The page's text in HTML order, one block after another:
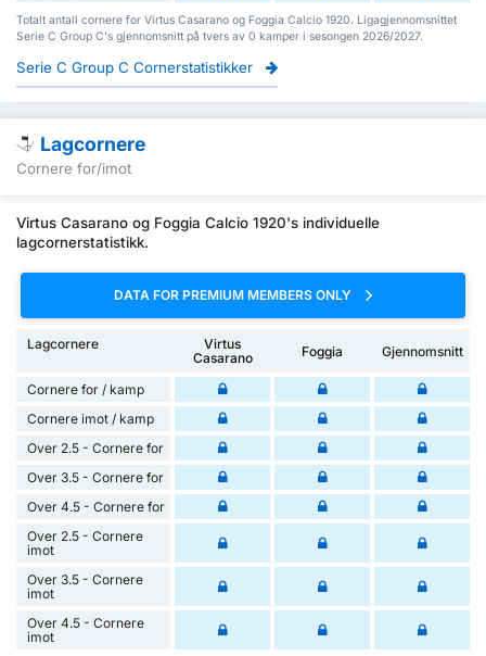
Totalt antall cornere for Virtus Casarano og Foggia Calcio 1920. Ligagjennomsnittet
Serie C Group C's gjennomsnitt på tvers av 0 kamper i sesongen 2026/2027.
Serie C Group C Cornerstatistikker
Lagcornere
Cornere for/imot
Virtus Casarano og Foggia Calcio 1920's individuelle
lagcornerstatistikk.
DATA FOR PREMIUM MEMBERS ONLY
Lagcornere
Virtus
Casarano
Foggia Gjennomsnitt
Cornere for / kamp
Cornere imot / kamp
Over 2.5 - Cornere for
Over 3.5 - Cornere for
Over 4.5 - Cornere for
Over 2.5 - Cornere
imot
Over 3.5 - Cornere
imot
Over 4.5 - Cornere
imot